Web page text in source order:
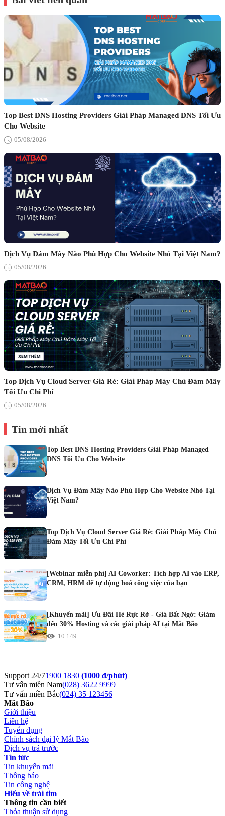
Top Best DNS Hosting Providers Giải Pháp Managed DNS Tối Ưu
Cho Website
05/08/2026
Dịch Vụ Đám Mây Nào Phù Hợp Cho Website Nhỏ Tại Việt Nam?
05/08/2026
Top Dịch Vụ Cloud Server Giá Rẻ: Giải Pháp Máy Chủ Đám Mây
Tối Ưu Chi Phí
05/08/2026
Tin mới nhất
Top Best DNS Hosting Providers Giải Pháp Managed
DNS Tối Ưu Cho Website
Dịch Vụ Đám Mây Nào Phù Hợp Cho Website Nhỏ Tại
Việt Nam?
Top Dịch Vụ Cloud Server Giá Rẻ: Giải Pháp Máy Chủ
Đám Mây Tối Ưu Chi Phí
[Webinar miễn phí] AI Coworker: Tích hợp AI vào ERP,
CRM, HRM để tự động hoá công việc của bạn
[Khuyến mãi] Ưu Đãi Hè Rực Rỡ - Giá Bất Ngờ: Giảm
đến 30% Hosting và các giải pháp AI tại Mắt Bão
10.149
Support 24/71900 1830 (1000 đ/phút)
Tư vấn miền Nam(028) 3622 9999
Tư vấn miền Bắc(024) 35 123456
Mắt Bão
Giới thiệu
Liên hệ
Tuyển dụng
Chính sách đại lý Mắt Bão
Dịch vụ trả trước
Tin tức
Tin khuyến mãi
Thông báo
Tin công nghệ
Hiểu về trái tim
Thông tin cần biết
Thỏa thuận sử dụng